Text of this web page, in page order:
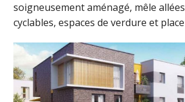
soigneusement aménagé, mêle
cyclables, espaces de verdure et